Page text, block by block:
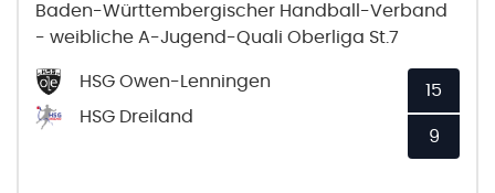
Baden-Württembergischer Handball-Verband
- weibliche A-Jugend-Quali Oberliga St.7
HSG Owen-Lenningen
HSG Dreiland
15
9